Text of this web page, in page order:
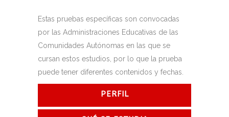
Estas pruebas específicas son convocadas
por las Administraciones Educativas de las
Comunidades Autónomas en las que se
cursan estos estudios, por lo que la prueba
puede tener diferentes contenidos y fechas.
PERFIL